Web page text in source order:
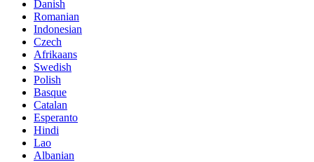
Danish
Romanian
Indonesian
Czech
Afrikaans
Swedish
Polish
Basque
Catalan
Esperanto
Hindi
Lao
Albanian